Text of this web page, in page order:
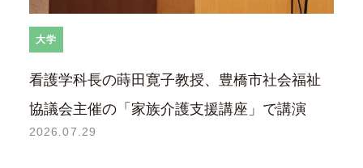
大学
看護学科長の蒔田寛子教授、豊橋市社会福祉
協議会主催の「家族介護支援講座」で講演
2026.07.29